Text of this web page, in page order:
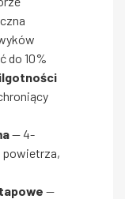
do 10%
— 4-
—